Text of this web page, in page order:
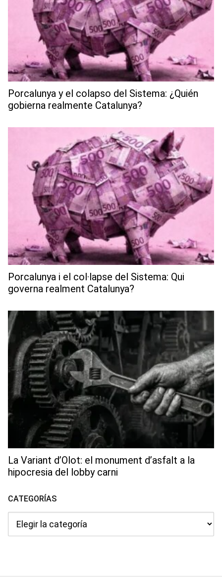
Porcalunya y el colapso del Sistema: ¿Quién
gobierna realmente Catalunya?
Porcalunya i el col·lapse del Sistema: Qui
governa realment Catalunya?
La Variant d’Olot: el monument d’asfalt a la
hipocresia del lobby carni
CATEGORÍAS